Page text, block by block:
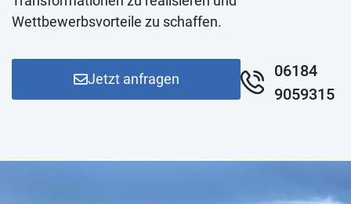
Wettbewerbsvorteile zu schaffen.
Jetzt anfragen
06184
9059315